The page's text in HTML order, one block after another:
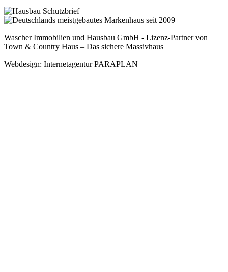
Wascher Immobilien und Hausbau GmbH - Lizenz-Partner von
Town & Country Haus – Das sichere Massivhaus
Webdesign: Internetagentur PARAPLAN